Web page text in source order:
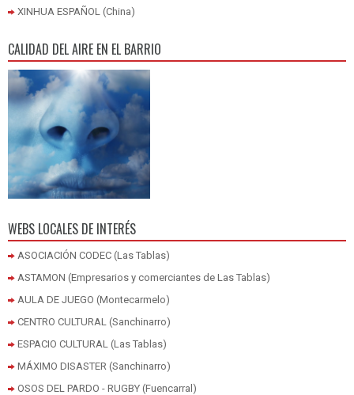
XINHUA ESPAÑOL (China)
CALIDAD DEL AIRE EN EL BARRIO
WEBS LOCALES DE INTERÉS
ASOCIACIÓN CODEC (Las Tablas)
ASTAMON (Empresarios y comerciantes de Las Tablas)
AULA DE JUEGO (Montecarmelo)
CENTRO CULTURAL (Sanchinarro)
ESPACIO CULTURAL (Las Tablas)
MÁXIMO DISASTER (Sanchinarro)
OSOS DEL PARDO - RUGBY (Fuencarral)